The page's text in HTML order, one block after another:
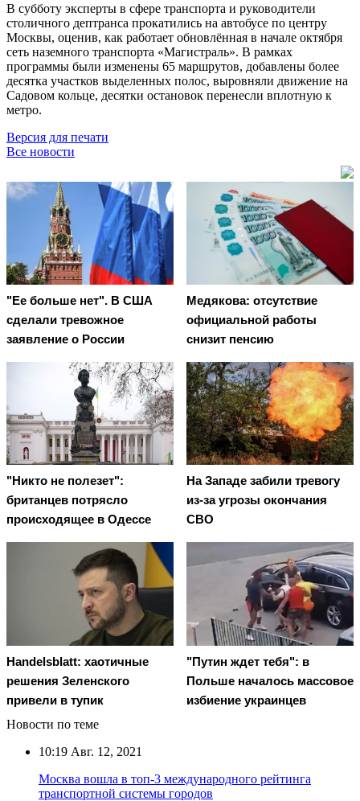
В субботу эксперты в сфере транспорта и руководители
столичного дептранса прокатились на автобусе по центру
Москвы, оценив, как работает обновлённая в начале октября
сеть наземного транспорта «Магистраль». В рамках
программы были изменены 65 маршрутов, добавлены более
десятка участков выделенных полос, выровняли движение на
Садовом кольце, десятки остановок перенесли вплотную к
метро.
Версия для печати
Все новости
"Ее больше нет". В США
сделали тревожное
заявление о России
Медякова: отсутствие
официальной работы
снизит пенсию
"Никто не полезет":
британцев потрясло
происходящее в Одессе
На Западе забили тревогу
из-за угрозы окончания
СВО
Handelsblatt: хаотичные
решения Зеленского
привели в тупик
"Путин ждет тебя": в
Польше началось массовое
избиение украинцев
Новости по теме
10:19 Авг. 12, 2021
Москва вошла в топ-3 международного рейтинга
транспортной системы городов